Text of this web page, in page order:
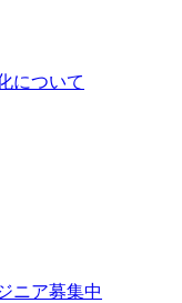
について
ニア募集中